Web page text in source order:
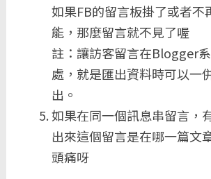
如果FB的留言板掛了或者不
能，那麼留言就不見了喔
註：讓訪客留言在Blogger
處，就是匯出資料時可以一
出。
如果在同一個訊息串留言，
出來這個留言是在哪一篇文
頭痛呀